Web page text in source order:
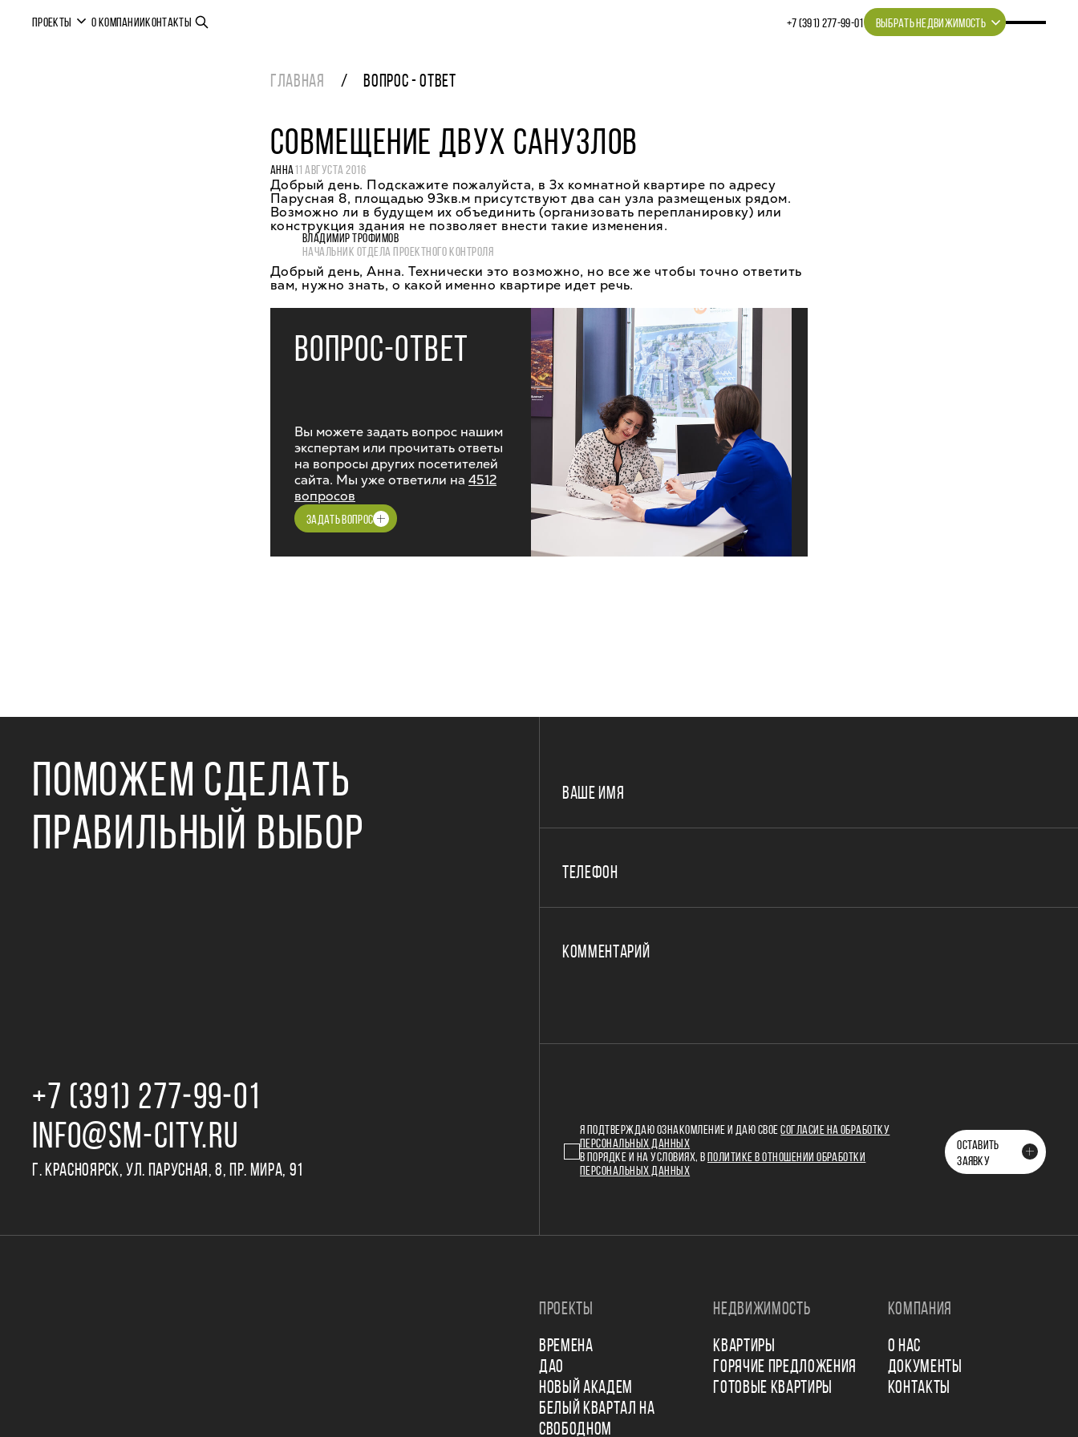
ПРОЕКТЫ О КОМПАНИИКОНТАКТЫ +7 (391) 277‒99‒01 ВЫБРАТЬ НЕДВИЖИМОСТЬ
ГЛАВНАЯ ВОПРОС - ОТВЕТ
СОВМЕЩЕНИЕ ДВУХ САНУЗЛОВ
АННА11 АВГУСТА 2016
Добрый день. Подскажите пожалуйста, в 3х комнатной квартире по адресу
Парусная 8, площадью 93кв.м присутствуют два сан узла размещеных рядом.
Возможно ли в будущем их объединить (организовать перепланировку) или
конструкция здания не позволяет внести такие изменения.
ВЛАДИМИР ТРОФИМОВ
НАЧАЛЬНИК ОТДЕЛА ПРОЕКТНОГО КОНТРОЛЯ
Добрый день, Анна. Технически это возможно, но все же чтобы точно ответить
вам, нужно знать, о какой именно квартире идет речь.
ВОПРОС-ОТВЕТ
Вы можете задать вопрос нашим
экспертам или прочитать ответы
на вопросы других посетителей
сайта. Мы уже ответили на 4512
вопросов
ЗАДАТЬ ВОПРОС
ПОМОЖЕМ СДЕЛАТЬ
ПРАВИЛЬНЫЙ ВЫБОР
+7 (391) 277‒99‒01
INFO@SM-CITY.RU
Г. КРАСНОЯРСК, УЛ. ПАРУСНАЯ, 8, ПР. МИРА, 91
ВАШЕ ИМЯ
ТЕЛЕФОН
КОММЕНТАРИЙ
Я ПОДТВЕРЖДАЮ ОЗНАКОМЛЕНИЕ И ДАЮ СВОЕСОГЛАСИЕ НА ОБРАБОТКУ
ПЕРСОНАЛЬНЫХ ДАННЫХ
В ПОРЯДКЕ И НА УСЛОВИЯХ, В
ПОЛИТИКЕ В ОТНОШЕНИИ ОБРАБОТКИ
ПЕРСОНАЛЬНЫХ ДАННЫХ
ОСТАВИТЬ
ЗАЯВКУ
ПРОЕКТЫ
ВРЕМЕНА
ДАО
НОВЫЙ АКАДЕМ
БЕЛЫЙ КВАРТАЛ НА
СВОБОДНОМ
НЕДВИЖИМОСТЬ
КВАРТИРЫ
ГОРЯЧИЕ ПРЕДЛОЖЕНИЯ
ГОТОВЫЕ КВАРТИРЫ
КОМПАНИЯ
О НАС
ДОКУМЕНТЫ
КОНТАКТЫ